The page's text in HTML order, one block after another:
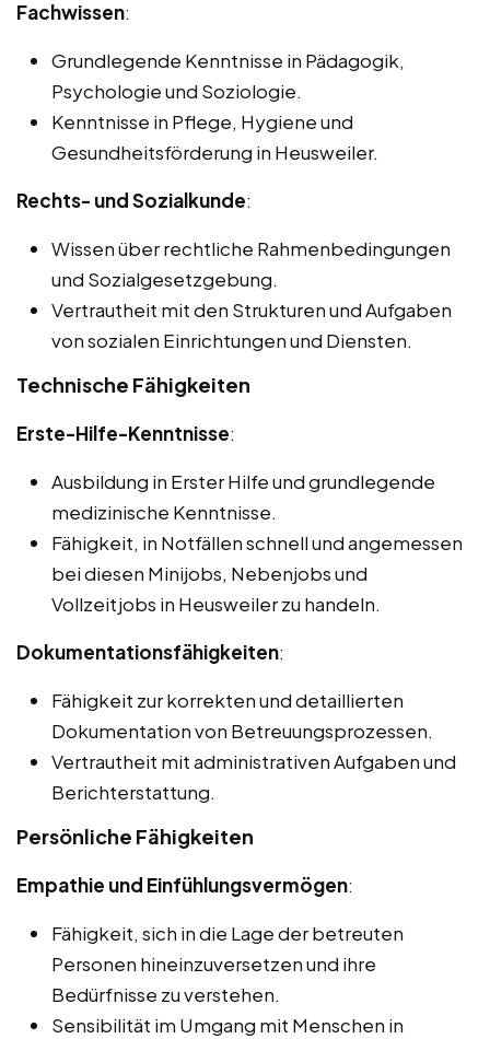
Fachwissen:
Grundlegende Kenntnisse in Pädagogik,
Psychologie und Soziologie.
Kenntnisse in Pflege, Hygiene und
Gesundheitsförderung in Heusweiler.
Rechts- und Sozialkunde:
Wissen über rechtliche Rahmenbedingungen
und Sozialgesetzgebung.
Vertrautheit mit den Strukturen und Aufgaben
von sozialen Einrichtungen und Diensten.
Technische Fähigkeiten
Erste-Hilfe-Kenntnisse:
Ausbildung in Erster Hilfe und grundlegende
medizinische Kenntnisse.
Fähigkeit, in Notfällen schnell und angemessen
bei diesen Minijobs, Nebenjobs und
Vollzeitjobs in Heusweiler zu handeln.
Dokumentationsfähigkeiten:
Fähigkeit zur korrekten und detaillierten
Dokumentation von Betreuungsprozessen.
Vertrautheit mit administrativen Aufgaben und
Berichterstattung.
Persönliche Fähigkeiten
Empathie und Einfühlungsvermögen:
Fähigkeit, sich in die Lage der betreuten
Personen hineinzuversetzen und ihre
Bedürfnisse zu verstehen.
Sensibilität im Umgang mit Menschen in